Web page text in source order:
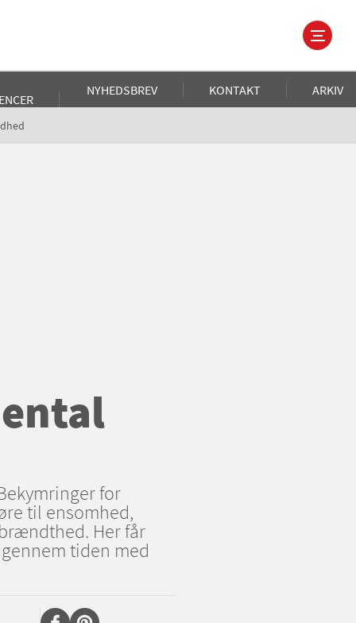
NYHEDSBREV KONTAKT ARKIV
for
til ensomhed,
Her får
tiden med